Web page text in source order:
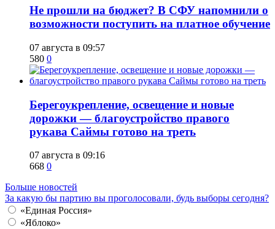
Не прошли на бюджет? В СФУ напомнили о
возможности поступить на платное обучение
07 августа в 09:57
580 0
Берегоукрепление, освещение и новые
дорожки — благоустройство правого
рукава Саймы готово на треть
07 августа в 09:16
668 0
Больше новостей
За какую бы партию вы проголосовали, будь выборы сегодня?
«Единая Россия»
«Яблоко»